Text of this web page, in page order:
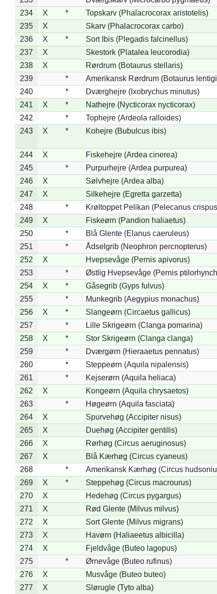
234
X *
Topskarv (Phalacrocorax aristotelis)
235
X
Skarv (Phalacrocorax carbo)
236
X *
Sort Ibis (Plegadis falcinellus)
237
X
Skestork (Platalea leucorodia)
238
X
Rørdrum (Botaurus stellaris)
239
*
Amerikansk Rørdrum (Botaurus
240
*
Dværghejre (Ixobrychus minutus)
241
X *
Nathejre (Nycticorax nycticorax)
242
*
Tophejre (Ardeola ralloides)
243
X * Kohejre (Bubulcus ibis)
244 X
Fiskehejre (Ardea cinerea)
245
*
Purpurhejre (Ardea purpurea)
246
X
Sølvhejre (Ardea alba)
247
X
Silkehejre (Egretta garzetta)
248
*
Krøltoppet Pelikan (Pelecanus
249
X
Fiskeørn (Pandion haliaetus)
250
*
Blå Glente (Elanus caeruleus)
251
*
Ådselgrib (Neophron percnopterus)
252
X
Hvepsevåge (Pernis apivorus)
253
*
Østlig Hvepsevåge (Pernis
254
X *
Gåsegrib (Gyps fulvus)
255
*
Munkegrib (Aegypius monachus)
256
X *
Slangeørn (Circaetus gallicus)
257
*
Lille Skrigeørn (Clanga pomarina)
258
X *
Stor Skrigeørn (Clanga clanga)
259
*
Dværgørn (Hieraaetus pennatus)
260
*
Steppeørn (Aquila nipalensis)
261
*
Kejserørn (Aquila heliaca)
262
X
Kongeørn (Aquila chrysaetos)
263
*
Høgeørn (Aquila fasciata)
264
X
Spurvehøg (Accipiter nisus)
265
X
Duehøg (Accipiter gentilis)
266
X
Rørhøg (Circus aeruginosus)
267
X
Blå Kærhøg (Circus cyaneus)
268
*
Amerikansk Kærhøg (Circus
269
X *
Steppehøg (Circus macrourus)
270
X
Hedehøg (Circus pygargus)
271
X
Rød Glente (Milvus milvus)
272
X
Sort Glente (Milvus migrans)
273
X
Havørn (Haliaeetus albicilla)
274
X
Fjeldvåge (Buteo lagopus)
275
*
Ørnevåge (Buteo rufinus)
276
X
Musvåge (Buteo buteo)
277
X
Slørugle (Tyto alba)